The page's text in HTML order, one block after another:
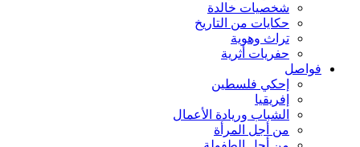
شخصيات خالدة
حكايات من التاريخ
تراث وهوية
حفريات أثرية
فواصل
إحكي فلسطين
إفريقيا
الشباب وريادة الأعمال
من أجل المرأة